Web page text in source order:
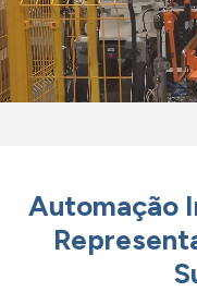
Automação